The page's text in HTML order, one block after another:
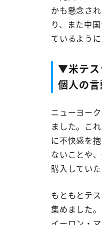
かも懸念さ
り、また中
ているよう
▼米テス
個人の
ニューヨー
ました。こ
に不快感を
ないことや
購入してい
もともとテ
集めました